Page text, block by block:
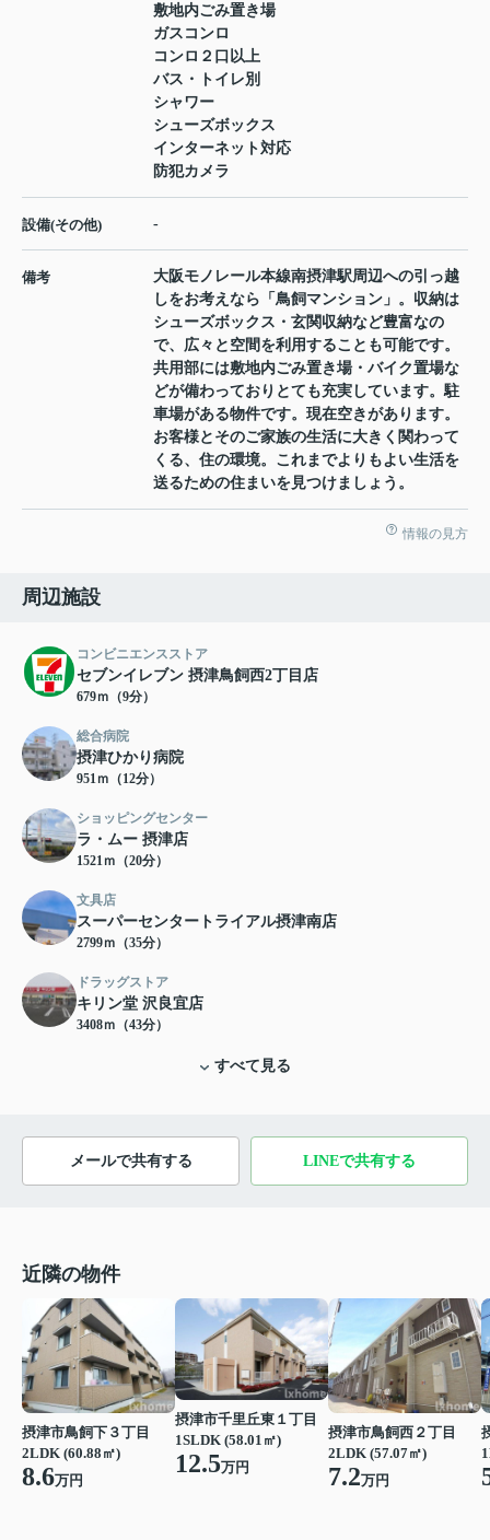
敷地内ごみ置き場
ガスコンロ
コンロ２口以上
バス・トイレ別
シャワー
シューズボックス
インターネット対応
防犯カメラ
設備(その他) -
備考
大阪モノレール本線南摂津駅周辺への引っ越
しをお考えなら「鳥飼マンション」。収納は
シューズボックス・玄関収納など豊富なの
で、広々と空間を利用することも可能です。
共用部には敷地内ごみ置き場・バイク置場な
どが備わっておりとても充実しています。駐
車場がある物件です。現在空きがあります。
お客様とそのご家族の生活に大きく関わって
くる、住の環境。これまでよりもよい生活を
送るための住まいを見つけましょう。
情報の見方
周辺施設
コンビニエンスストア
セブンイレブン 摂津鳥飼西2丁目店
679ｍ（9分）
総合病院
摂津ひかり病院
951ｍ（12分）
ショッピングセンター
ラ・ムー 摂津店
1521ｍ（20分）
文具店
スーパーセンタートライアル摂津南店
2799ｍ（35分）
ドラッグストア
キリン堂 沢良宜店
3408ｍ（43分）
すべて見る
メールで共有する LINEで共有する
近隣の物件
摂津市鳥飼下３丁目
2LDK (60.88㎡)
8.6万円
摂津市千里丘東１丁目
1SLDK (58.01㎡)
12.5万円
摂津市鳥飼西２丁目
2LDK (57.07㎡)
7.2万円